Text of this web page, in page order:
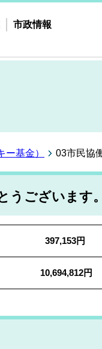
市政情報
基金） 03市民協
うございます。
397,153円
10,694,812円